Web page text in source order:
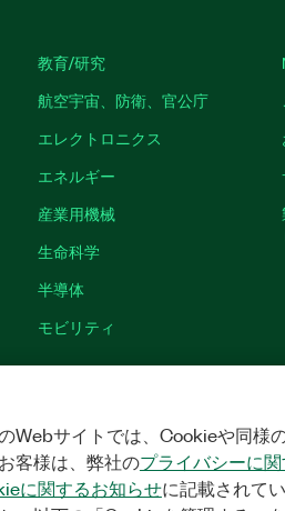
教育/研究
航空宇宙、防衛、官公庁
エレクトロニクス
エネルギー
産業用機械
生命科学
半導体
モビリティ
クッキーを管理する
Webサイトでは、Cookieや同様
客様は、弊社のプライバシーに
に関するお知らせに記載されて